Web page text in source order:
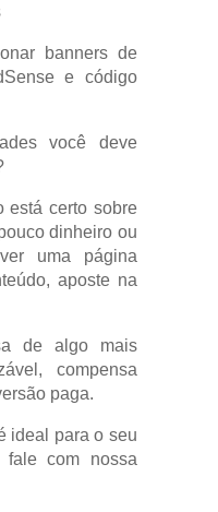
banners de
e código
você deve
está certo sobre
dinheiro ou
uma página
aposte na
de algo mais
compensa
paga.
ideal para o seu
fale com nossa